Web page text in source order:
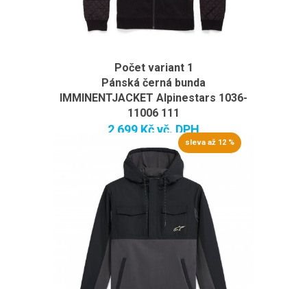
Počet variant 1
Pánská černá bunda
IMMINENTJACKET Alpinestars 1036-
11006 111
2 699 Kčvč. DPH
sleva až 12 %